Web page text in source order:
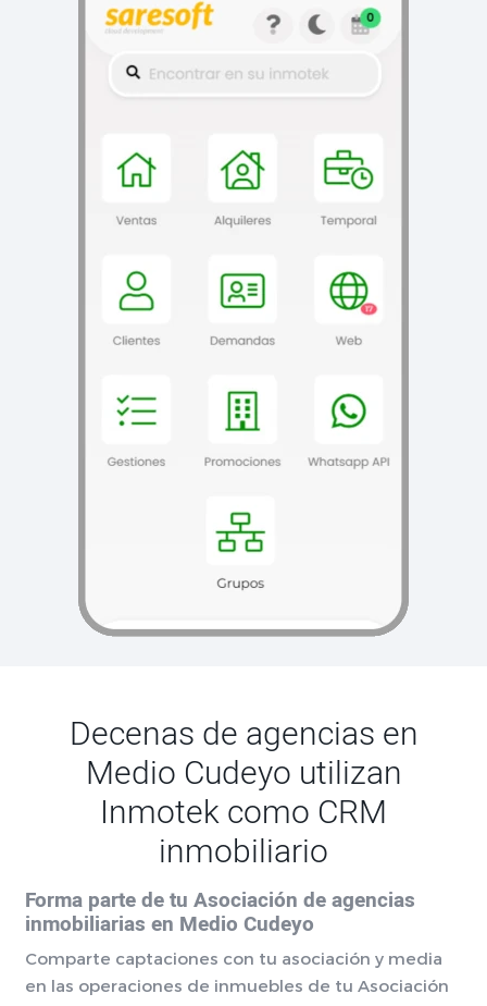
Decenas de agencias en
Medio Cudeyo utilizan
Inmotek como CRM
inmobiliario
Forma parte de tu Asociación de agencias
inmobiliarias en Medio Cudeyo
Comparte captaciones con tu asociación y media
en las operaciones de inmuebles de tu Asociación